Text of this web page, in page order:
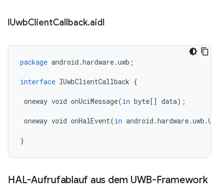
IUwbClientCallback.aidl
package android .hardware.uwb ;
interface IUwbClientCallback {
oneway void onUciMessage(in byte[] data);
oneway void onHalEvent(in android .hardware.uwb .
}
HAL-Aufrufablauf aus dem UWB-Framework